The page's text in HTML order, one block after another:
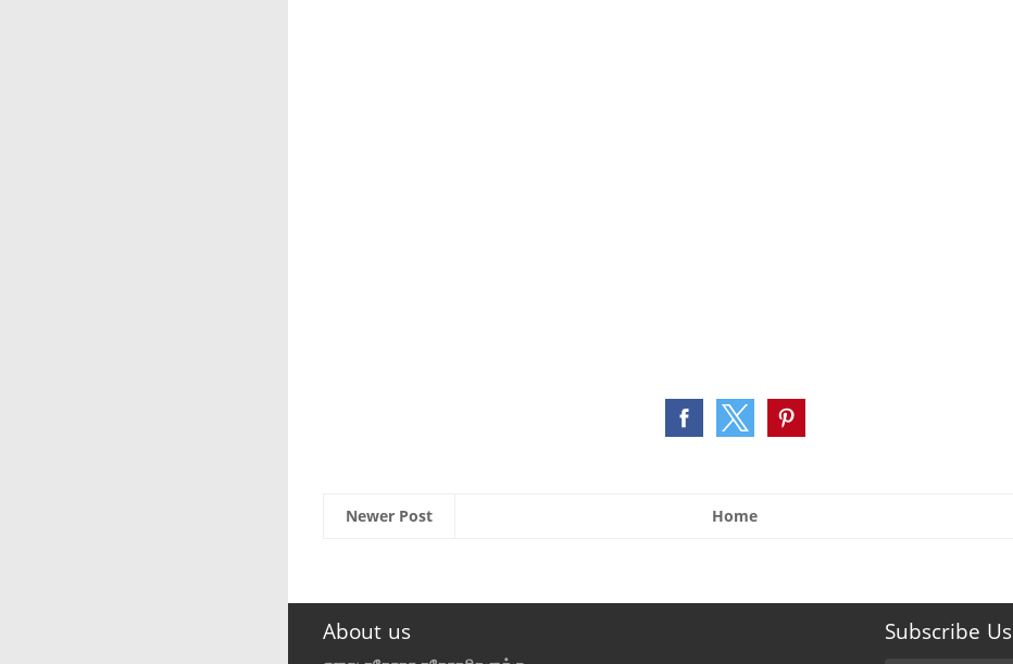
Newer Post Home
About us Subscribe Us